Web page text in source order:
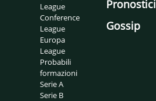
League
Conference
League
Europa
League
Probabili
formazioni
Serie A
Serie B
Pronostici
Gossip